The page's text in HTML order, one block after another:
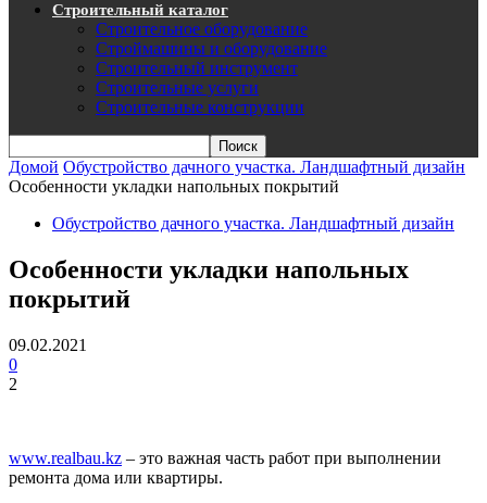
Строительный каталог
Строительное оборудование
Строймашины и оборудование
Строительный инструмент
Строительные услуги
Строительные конструкции
Домой Обустройство дачного участка. Ландшафтный дизайн
Особенности укладки напольных покрытий
Обустройство дачного участка. Ландшафтный дизайн
Особенности укладки напольных
покрытий
09.02.2021
0
2
www.realbau.kz – это важная часть работ при выполнении
ремонта дома или квартиры.